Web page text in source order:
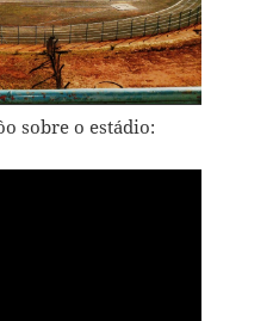
sobre o estádio: